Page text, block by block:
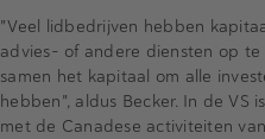
"Veel lidbedrijven hebben
advies- of andere diensten op
samen het kapitaal om alle
hebben", aldus Becker. In de VS
met de Canadese activiteiten